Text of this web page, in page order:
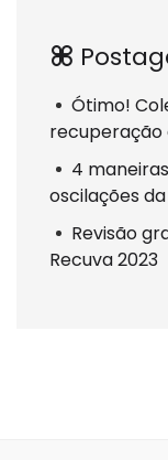
Ótimo!
recuperação
4
oscilações
Revisão
Recuva 2023